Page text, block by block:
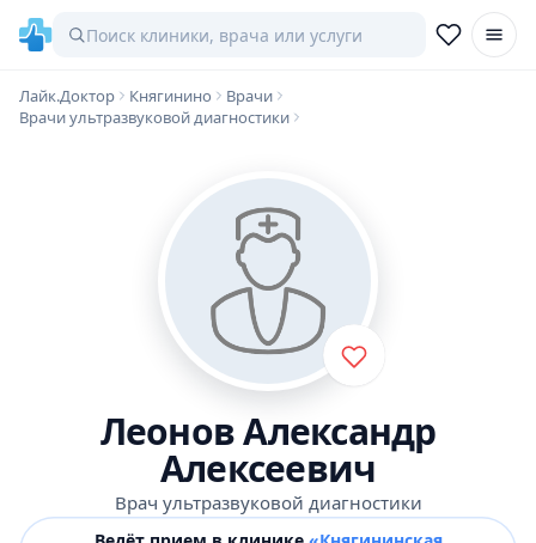
Лайк.Доктор Княгинино
Врачи
Врачи ультразвуковой диагностики
Леонов Александр
Алексеевич
Врач ультразвуковой диагностики